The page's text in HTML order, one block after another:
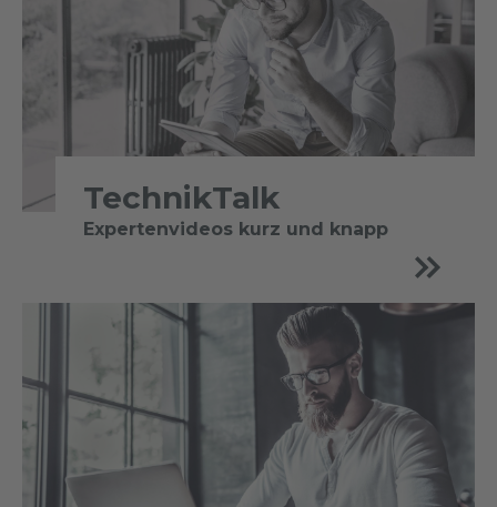
TechnikTalk
Expertenvideos kurz und knapp